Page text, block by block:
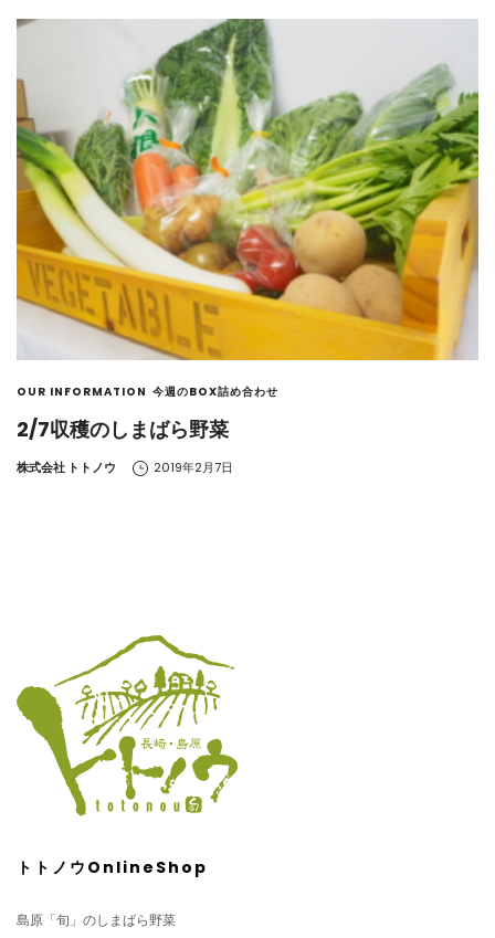
OUR INFORMATION 今週のBOX詰め合わせ
2/7収穫のしまばら野菜
by
株式会社 トトノウ 2019年2月7日
トトノウOnlineShop
島原「旬」のしまばら野菜